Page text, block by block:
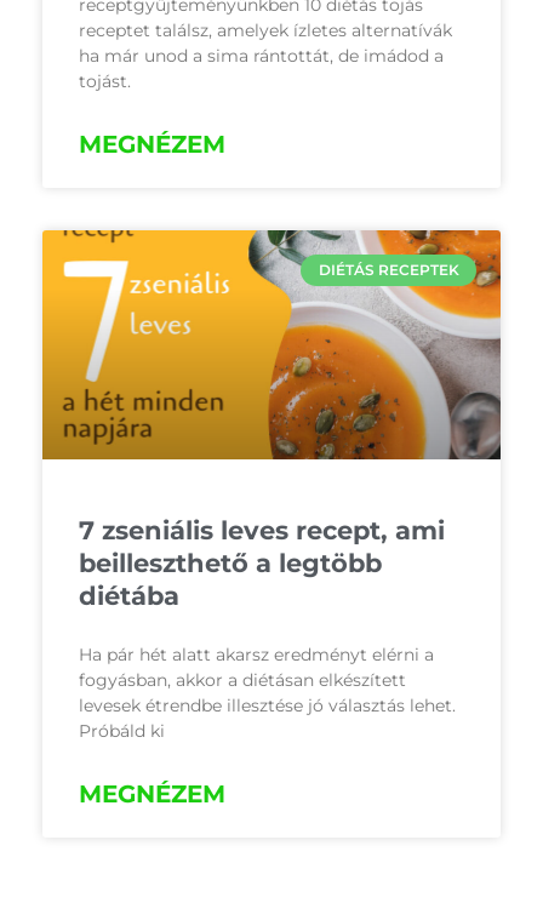
receptgyűjteményünkben 10 diétás tojás
receptet találsz, amelyek ízletes alternatívák
ha már unod a sima rántottát, de imádod a
tojást.
MEGNÉZEM
DIÉTÁS RECEPTEK
7 zseniális leves recept, ami
beilleszthető a legtöbb
diétába
Ha pár hét alatt akarsz eredményt elérni a
fogyásban, akkor a diétásan elkészített
levesek étrendbe illesztése jó választás lehet.
Próbáld ki
MEGNÉZEM